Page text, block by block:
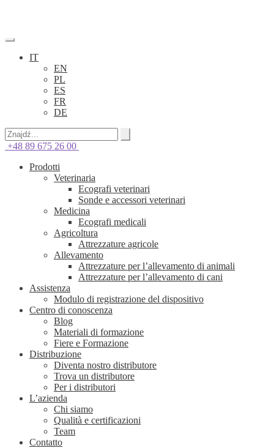
IT
EN
PL
ES
FR
DE
+48 89 675 26 00
Prodotti
Veterinaria
Ecografi veterinari
Sonde e accessori veterinari
Medicina
Ecografi medicali
Agricoltura
Attrezzature agricole
Allevamento
Attrezzature per l’allevamento di animali
Attrezzature per l’allevamento di cani
Assistenza
Modulo di registrazione del dispositivo
Centro di conoscenza
Blog
Materiali di formazione
Fiere e Formazione
Distribuzione
Diventa nostro distributore
Trova un distributore
Per i distributori
L’azienda
Chi siamo
Qualità e certificazioni
Team
Contatto